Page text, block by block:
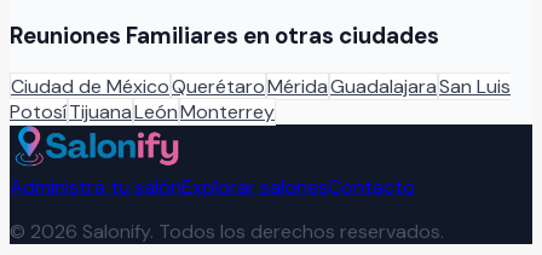
Reuniones Familiares en otras ciudades
Ciudad de MéxicoQuerétaroMéridaGuadalajaraSan Luis
PotosíTijuanaLeónMonterrey
Administra tu salónExplorar salonesContacto
© 2026 Salonify. Todos los derechos reservados.